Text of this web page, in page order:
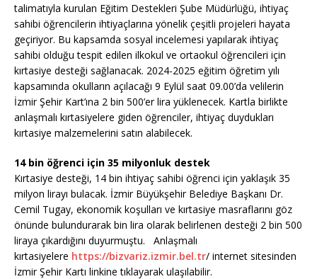
talimatıyla kurulan Eğitim Destekleri Şube Müdürlüğü, ihtiyaç
sahibi öğrencilerin ihtiyaçlarına yönelik çeşitli projeleri hayata
geçiriyor. Bu kapsamda sosyal incelemesi yapılarak ihtiyaç
sahibi olduğu tespit edilen ilkokul ve ortaokul öğrencileri için
kırtasiye desteği sağlanacak. 2024-2025 eğitim öğretim yılı
kapsamında okulların açılacağı 9 Eylül saat 09.00’da velilerin
İzmir Şehir Kart’ına 2 bin 500’er lira yüklenecek. Kartla birlikte
anlaşmalı kırtasiyelere giden öğrenciler, ihtiyaç duydukları
kırtasiye malzemelerini satın alabilecek.
14 bin öğrenci için 35 milyonluk destek
Kırtasiye desteği, 14 bin ihtiyaç sahibi öğrenci için yaklaşık 35
milyon lirayı bulacak. İzmir Büyükşehir Belediye Başkanı Dr.
Cemil Tugay, ekonomik koşulları ve kırtasiye masraflarını göz
önünde bulundurarak bin lira olarak belirlenen desteği 2 bin 500
liraya çıkardığını duyurmuştu. Anlaşmalı
kırtasiyelere https://bizvariz.izmir.bel.tr/ internet sitesinden
İzmir Şehir Kartı linkine tıklayarak ulaşılabilir.